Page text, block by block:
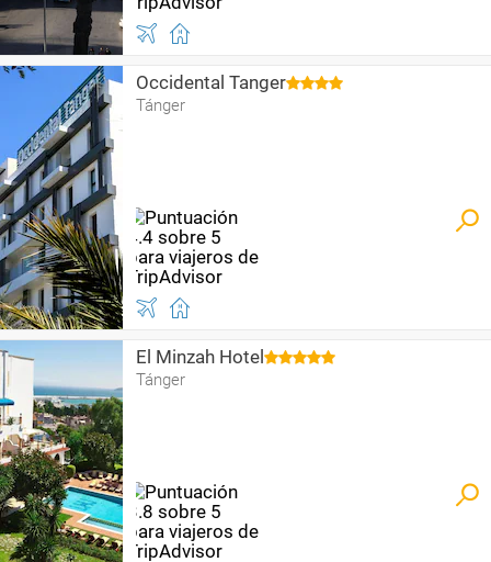
Occidental Tanger
Tánger
El Minzah Hotel
Tánger